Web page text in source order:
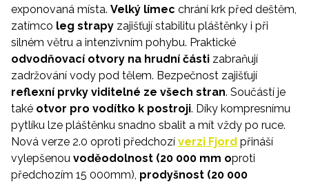
exponovaná místa. Velký límec chrání krk před deštěm,
zatímco leg strapy zajišťují stabilitu pláštěnky i při
silném větru a intenzivním pohybu. Praktické
odvodňovací otvory na hrudní části zabraňují
zadržování vody pod tělem. Bezpečnost zajišťují
reflexní prvky viditelné ze všech stran. Součástí je
také otvor pro vodítko k postroji. Díky kompresnímu
pytlíku lze pláštěnku snadno sbalit a mít vždy po ruce.
Nová verze 2.0 oproti předchozí verzi Fjord přináší
vylepšenou voděodolnost (20 000 mm oproti
předchozím 15 000mm), prodyšnost (20 000